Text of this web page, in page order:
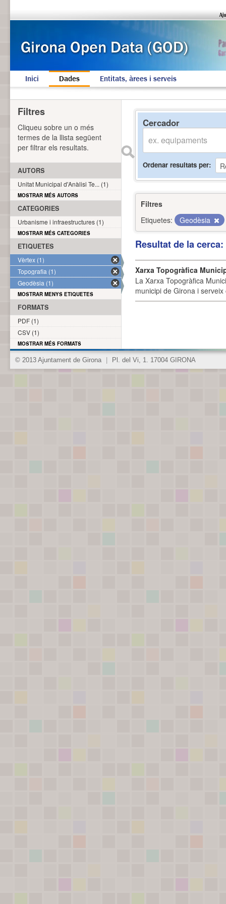
Inici Dades Entitats, àrees i serveis
Cercador
Ordenar resultats per
Filtres
Etiquetes:
Geodèsia
Resultat de la
Xarxa Topogràfica
La Xarxa Topogràfica
municipi de Girona i
Filtres
Cliqueu sobre un o més
termes de la llista següent
per filtrar els resultats.
AUTORS
Unitat Municipal d'Anàlisi Te... (1)
MOSTRAR MÉS AUTORS
CATEGORIES
Urbanisme i infraestructures (1)
MOSTRAR MÉS CATEGORIES
ETIQUETES
Vèrtex (1)
Topografia (1)
Geodèsia (1)
MOSTRAR MENYS ETIQUETES
FORMATS
PDF (1)
CSV (1)
MOSTRAR MÉS FORMATS
© 2013 Ajuntament de Girona Pl. del Vi, 1. 17004 GIRONA